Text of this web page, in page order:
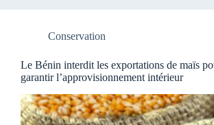
Conservation
Le Bénin interdit les exportations de maïs
garantir l’approvisionnement intérieur